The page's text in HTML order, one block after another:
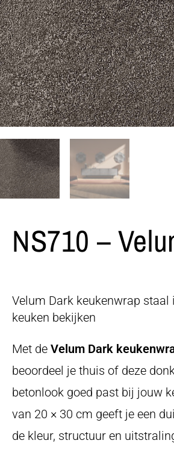
NS710 –
Velum Dark keukenwrap staal
keuken bekijken
Met de Velum Dark
beoordeel je thuis of deze
betonlook goed past bij jouw
van 20 × 30 cm geeft je een
de kleur, structuur en